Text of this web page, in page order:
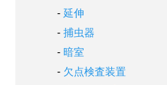
延伸
捕虫器
暗室
欠点検査装置